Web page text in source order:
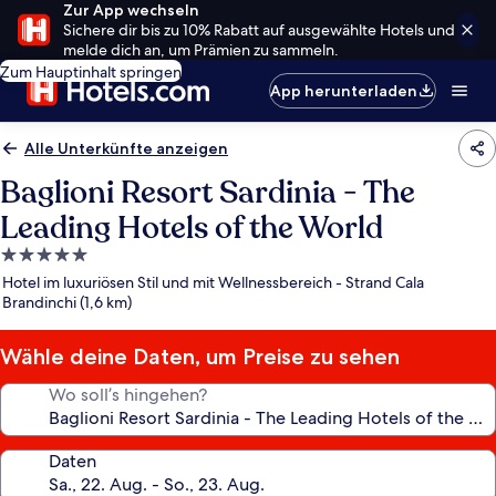
Zur App wechseln
Sichere dir bis zu 10% Rabatt auf ausgewählte Hotels und
melde dich an, um Prämien zu sammeln.
Zum Hauptinhalt springen
App herunterladen
Alle Unterkünfte anzeigen
Baglioni Resort Sardinia - The
Leading Hotels of the World
5.0-
Sterne-
Unterkunft
Hotel im luxuriösen Stil und mit Wellnessbereich - Strand Cala
Brandinchi (1,6 km)
Wähle deine Daten, um Preise zu sehen
Wo soll’s hingehen?
Daten